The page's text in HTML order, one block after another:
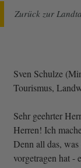
Zurück zur
Sven Schulze
Tourismus,
Sehr geehrter
Herren! Ich
Denn all das,
vorgetragen hat -